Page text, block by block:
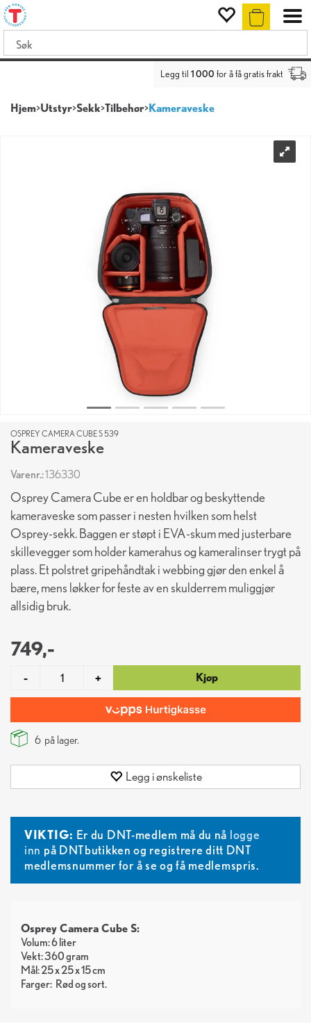
Legg til 1 000 for å få gratis frakt
Hjem>Utstyr>Sekk>Tilbehør>Kameraveske
OSPREY CAMERA CUBE S 539
Kameraveske
Varenr.:136330
Osprey Camera Cube er en holdbar og beskyttende
kameraveske som passer i nesten hvilken som helst
Osprey-sekk. Baggen er støpt i EVA-skum med justerbare
skillevegger som holder kamerahus og kameralinser trygt på
plass. Et polstret gripehåndtak i webbing gjør den enkel å
bære, mens løkker for feste av en skulderrem muliggjør
allsidig bruk.
749,-
- + Kjøp
6 på lager.
Legg i ønskeliste
VIKTIG: Er du DNT-medlem må du nå logge
inn på DNTbutikken og registrere ditt DNT
medlemsnummer for å se og få medlemspris.
Osprey Camera Cube S:
Volum: 6 liter
Vekt: 360 gram
Mål: 25 x 25 x 15 cm
Farger: Rød sort